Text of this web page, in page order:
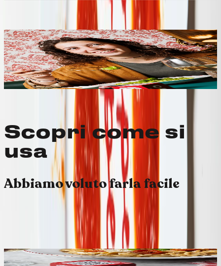
Il piatto del mese al prezzo di uno spaghetto al
pomodoro!
BIG DROP
Il piatto del mese lo trovi a 7€!
Perchè da miscusi per mangiare bene basta poco ;)
Scopri il piatto di questo mese
ScrollCardWImage
background=dusky-green • variant=section • cards=4
Scopri come si
usa
Abbiamo voluto farla facile
Step 1
Registrati online o al tavolo tramite il qr code.